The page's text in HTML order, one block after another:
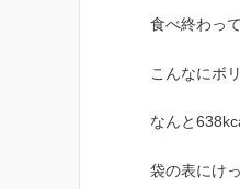
食べ終わっ
こんなにボ
なんと
袋の表にけ